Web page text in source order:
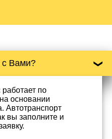
с Вами?
по
основании
Автотранспорт
вы заполните и